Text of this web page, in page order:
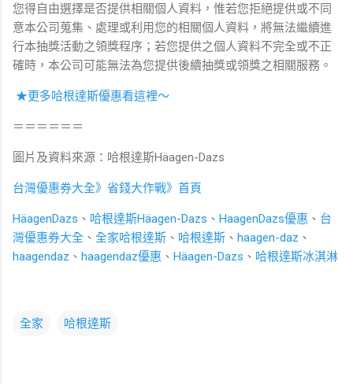
您得自由選擇是否提供相關個人資料，惟若您拒絕提供或不同
意本公司蒐集、處理或利用您的相關個人資料，將無法繼續進
行本抽獎活動之領獎程序；若您提供之個人資料不完全或不正
確時，本公司可能無法為您提供後續抽獎或領獎之相關服務。
★更多哈根達斯優惠看這裡～
＝＝＝＝＝＝
圖片及資料來源：哈根達斯Häagen-Dazs
台灣優惠券大全》省錢大作戰》首頁
HäagenDazs 、 哈根達斯Häagen-Dazs 、 HaagenDazs優惠 、 台
灣優惠券大全 、 全家哈根達斯 、 哈根達斯 、 haagen-daz 、
haagendaz 、 haagendaz優惠 、 Häagen-Dazs 、 哈根達斯冰淇淋
全家 哈根達斯